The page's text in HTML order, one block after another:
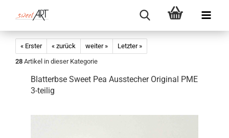
« Erster « zurück weiter »
Letzter »
28 Artikel in dieser Kategorie
Blatterbse Sweet Pea Ausstecher Original PME
3-teilig